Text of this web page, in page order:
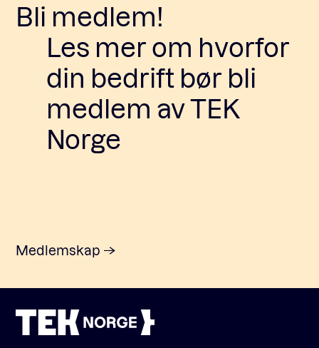
Bli medlem!
Les mer om hvorfor
din bedrift bør bli
medlem av TEK
Norge
Medlemskap